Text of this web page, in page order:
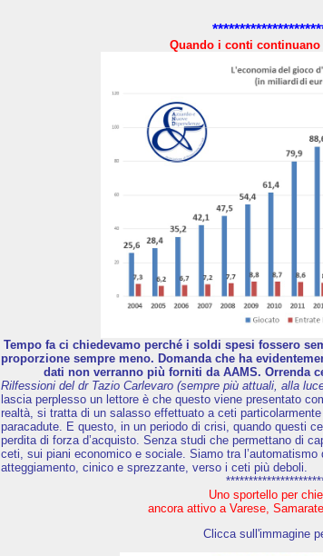
Quando i conti continuano
Tempo fa ci chiedevamo perché i soldi spesi fossero
proporzione sempre meno. Domanda che ha
dati non verranno più forniti da AAMS. Orrenda
Rilfessioni del dr Tazio Carlevaro (sempre più attuali, alla
lascia perplesso un lettore è che questo viene presentato
realtà, si tratta di un salasso effettuato a ceti
paracadute. E questo, in un periodo di crisi, quando questi
perdita di forza d’acquisto. Senza studi che permettano di
ceti, sui piani economico e sociale. Siamo tra
atteggiamento, cinico e sprezzante, verso i ceti più deboli.
Uno sportello per
ancora attivo a Varese,
Clicca sull'immagine